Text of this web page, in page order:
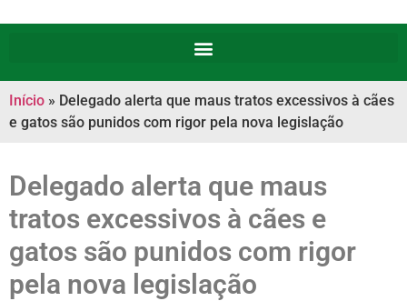
Início » Delegado alerta que maus tratos excessivos à cães
e gatos são punidos com rigor pela nova legislação
Delegado alerta que maus
tratos excessivos à cães e
gatos são punidos com rigor
pela nova legislação